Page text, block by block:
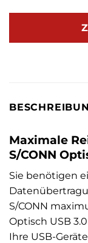
Maximale
S/CONN
Sie benötigen
S/CONN
Optisch USB
Ihre USB-